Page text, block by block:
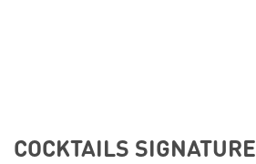
COCKTAILS SIGNATURE